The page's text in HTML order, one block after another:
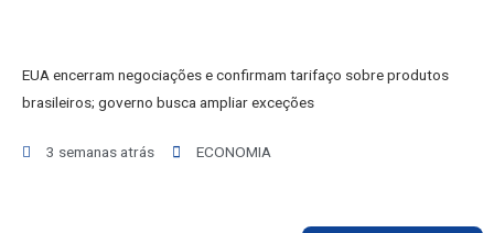
EUA encerram negociações e confirmam tarifaço sobre produtos
brasileiros; governo busca ampliar exceções
3 semanas atrás ECONOMIA
BALCÃO DE EMPREGOS